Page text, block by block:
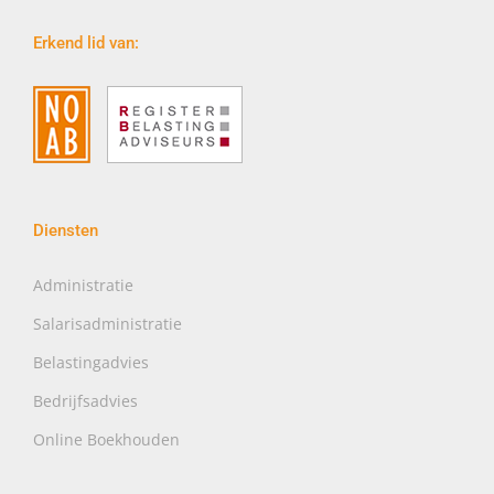
Erkend lid van:
Diensten
Administratie
Salarisadministratie
Belastingadvies
Bedrijfsadvies
Online Boekhouden